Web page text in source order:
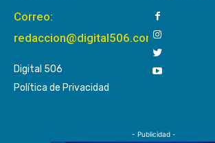
Correo:
redaccion@digital506.com
Digital 506
Política de Privacidad
- Publicidad -